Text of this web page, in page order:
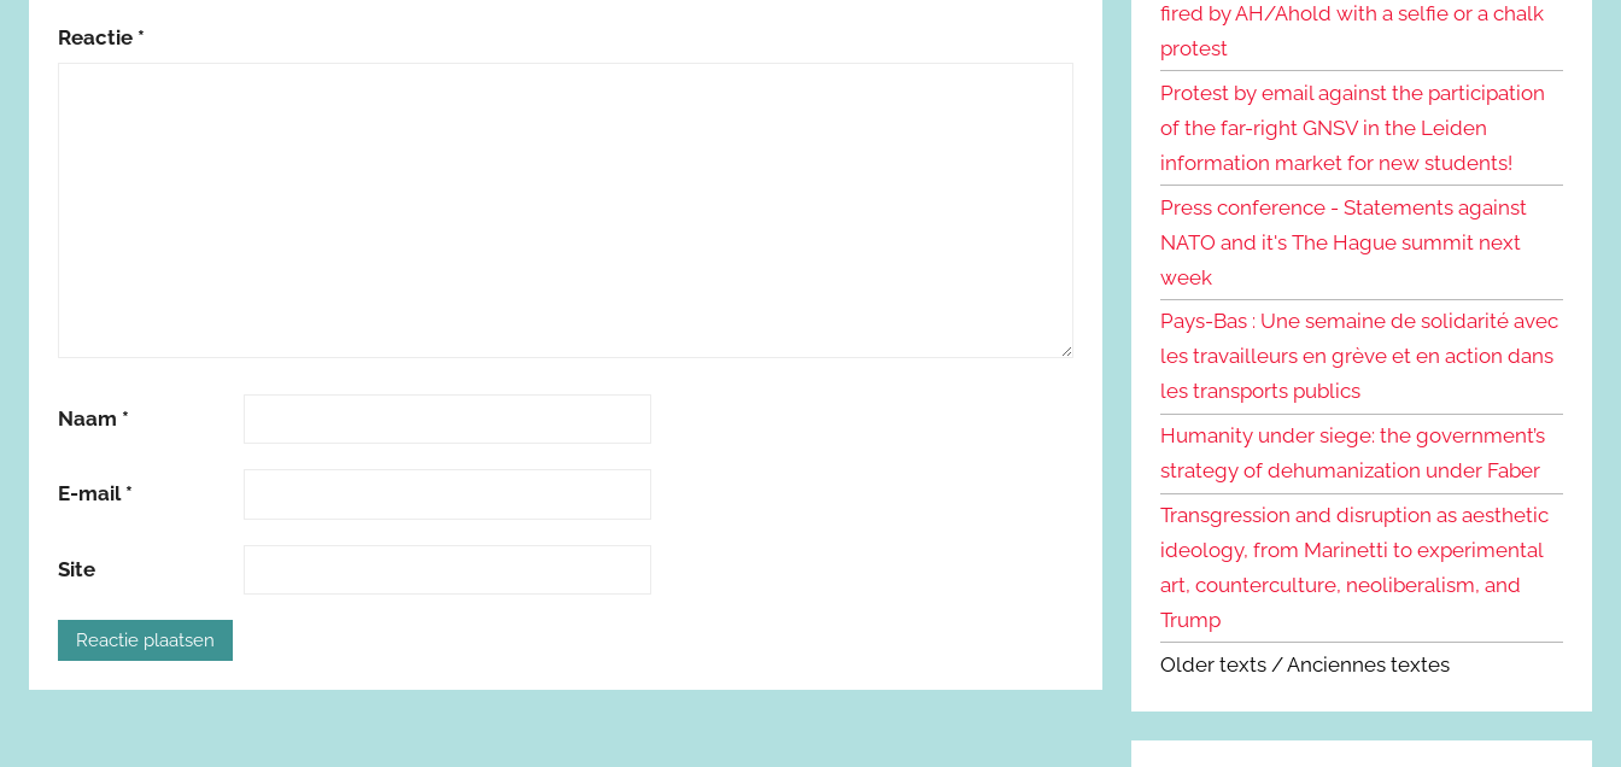
Reactie *
Naam *
E-mail *
Site
fired by AH/Ahold with a selfie or a chalk
protest
Protest by email against the participation
of the far-right GNSV in the Leiden
information market for new students!
Press conference - Statements against
NATO and it's The Hague summit next
week
Pays-Bas : Une semaine de solidarité avec
les travailleurs en grève et en action dans
les transports publics
Humanity under siege: the government’s
strategy of dehumanization under Faber
Transgression and disruption as aesthetic
ideology, from Marinetti to experimental
art, counterculture, neoliberalism, and
Trump
Older texts / Anciennes textes